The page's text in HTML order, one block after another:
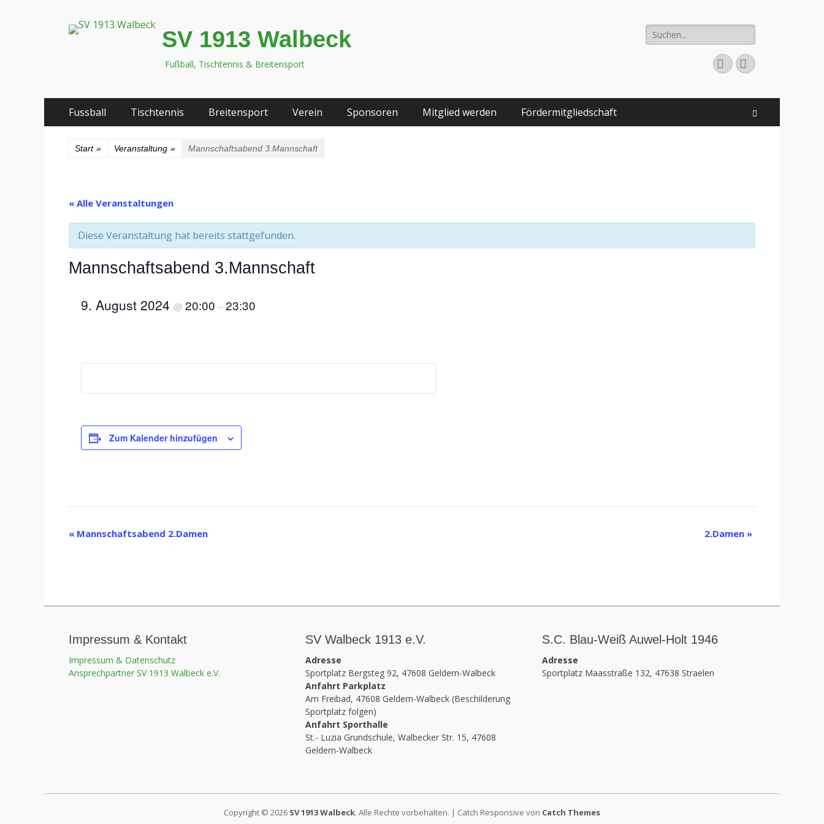
SV 1913 Walbeck
Fußball, Tischtennis & Breitensport
Suchen
nach:
FacebookInstagram
Primäres
Menü
Inhalt
Fussball Tischtennis Breitensport Verein Sponsoren Mitglied werden Fördermitgliedschaft
Start » Veranstaltung » Mannschaftsabend 3.Mannschaft
« Alle Veranstaltungen
Diese Veranstaltung hat bereits stattgefunden.
Mannschaftsabend 3.Mannschaft
9. August 2024 @ 20:00 –23:30
Zum Kalender hinzufügen
Veranstaltung-
« Mannschaftsabend 2.Damen 2.Damen »
Impressum & Kontakt
Impressum & Datenschutz
Ansprechpartner SV 1913 Walbeck e.V.
SV Walbeck 1913 e.V.
Adresse
Sportplatz Bergsteg 92, 47608 Geldern-Walbeck
Anfahrt Parkplatz
Am Freibad, 47608 Geldern-Walbeck (Beschilderung
Sportplatz folgen)
Anfahrt Sporthalle
St.- Luzia Grundschule, Walbecker Str. 15, 47608
Geldern-Walbeck
S.C. Blau-Weiß Auwel-Holt 1946
Adresse
Sportplatz Maasstraße 132, 47638 Straelen
Copyright © 2026 SV 1913 Walbeck. Alle Rechte vorbehalten. | Catch Responsive von Catch Themes